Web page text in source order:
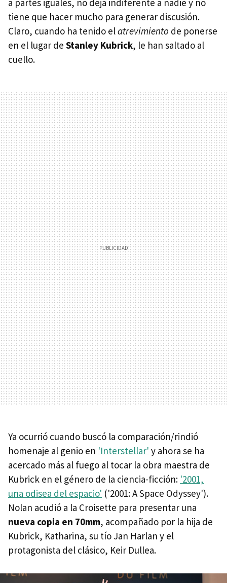
a partes iguales, no deja indiferente a nadie y no
tiene que hacer mucho para generar discusión.
Claro, cuando ha tenido elatrevimiento de ponerse
en el lugar de Stanley Kubrick, le han saltado al
cuello.
Ya ocurrió cuando buscó la comparación/rindió
homenaje al genio en 'Interstellar' y ahora se ha
acercado más al fuego al tocar la obra maestra de
Kubrick en el género de la ciencia-ficción: '2001,
una odisea del espacio' ('2001: A Space Odyssey').
Nolan acudió a la Croisette para presentar una
nueva copia en 70mm, acompañado por la hija de
Kubrick, Katharina, su tío Jan Harlan y el
protagonista del clásico, Keir Dullea.